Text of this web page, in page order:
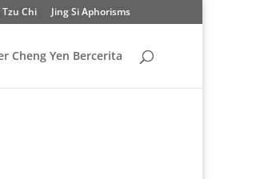
Chi Jing Si Aphorisms
Cheng Yen Bercerita